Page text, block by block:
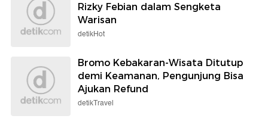
Rizky Febian dalam Sengketa
Warisan
detikHot
Bromo Kebakaran-Wisata Ditutup
demi Keamanan, Pengunjung Bisa
Ajukan Refund
detikTravel